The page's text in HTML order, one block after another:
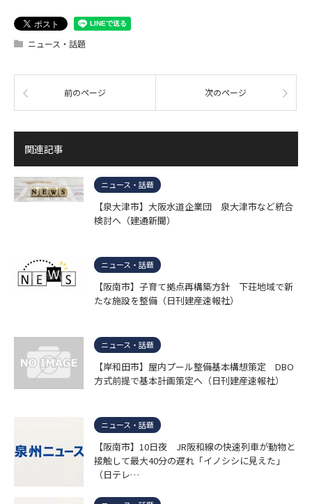
ニュース・話題
前のページ 次のページ
関連記事
ニュース・話題
【泉大津市】大阪水道企業団 泉大津市など統合
検討へ（建通新聞）
ニュース・話題
【阪南市】子育て拠点再構築方針 下荘地域で新
たな施設を整備（日刊建産速報社）
ニュース・話題
【岸和田市】屋内プール整備基本構想策定 DBO
方式前提で基本計画策定へ（日刊建産速報社）
ニュース・話題
【阪南市】10日夜 JR阪和線の快速列車が動物と
接触して最大40分の遅れ「イノシシに見えた」
（日テレ…